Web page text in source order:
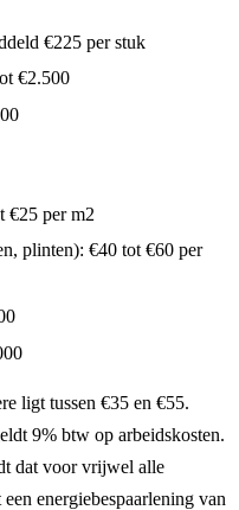
€225 per stuk
€2.500
€25 per m2
plinten): €40 tot €60 per
ligt tussen €35 en €55.
9% btw op arbeidskosten.
dat voor vrijwel alle
energiebespaarlening van